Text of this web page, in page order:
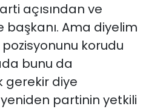
açısından ve
Ama diyelim
korudu
bunu da
gerekir diye
partinin yetkili